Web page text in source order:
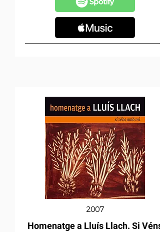
2007
Homenatge a Lluís Llach. Si Véns